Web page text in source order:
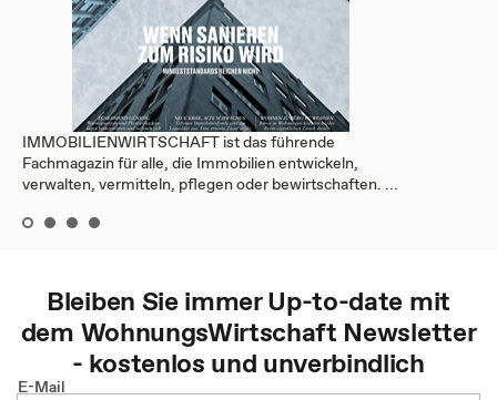
IMMOBILIENWIRTSCHAFT ist das führende
Fachmagazin für alle, die Immobilien entwickeln,
verwalten, vermitteln, pflegen oder bewirtschaften. ...
Bleiben Sie immer Up-to-date mit
dem WohnungsWirtschaft Newsletter
- kostenlos und unverbindlich
E-Mail